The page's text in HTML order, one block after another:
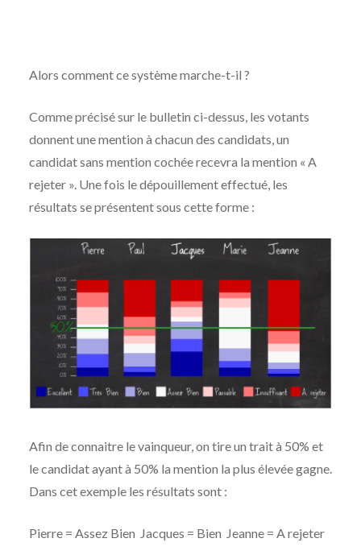
Alors comment ce système marche-t-il ?
Comme précisé sur le bulletin ci-dessus, les votants
donnent une mention à chacun des candidats, un
candidat sans mention cochée recevra la mention « A
rejeter ». Une fois le dépouillement effectué, les
résultats se présentent sous cette forme :
Afin de connaitre le vainqueur, on tire un trait à 50% et
le candidat ayant à 50% la mention la plus élevée gagne.
Dans cet exemple les résultats sont :
Pierre = Assez Bien Jacques = Bien Jeanne = A rejeter